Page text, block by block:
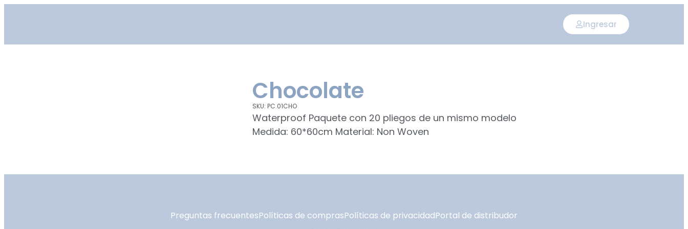
Ingresar
Chocolate
SKU: PC.01CHO
Waterproof Paquete con 20 pliegos de un mismo modelo
Medida: 60*60cm Material: Non Woven
Preguntas frecuentesPolíticas de comprasPolíticas de privacidadPortal de distribudor